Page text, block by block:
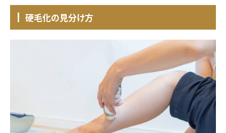
硬毛化の見分け方